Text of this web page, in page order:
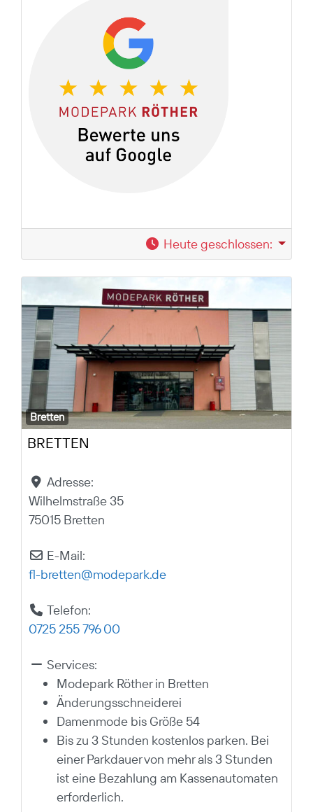
Heute geschlossen:
Bretten
BRETTEN
Adresse:
Wilhelmstraße 35
75015 Bretten
E-Mail:
fl-bretten@modepark.de
Telefon:
0725 255 796 00
Services:
Modepark Röther in Bretten
Änderungsschneiderei
Damenmode bis Größe 54
Bis zu 3 Stunden kostenlos parken. Bei
einer Parkdauer von mehr als 3 Stunden
ist eine Bezahlung am Kassenautomaten
erforderlich.